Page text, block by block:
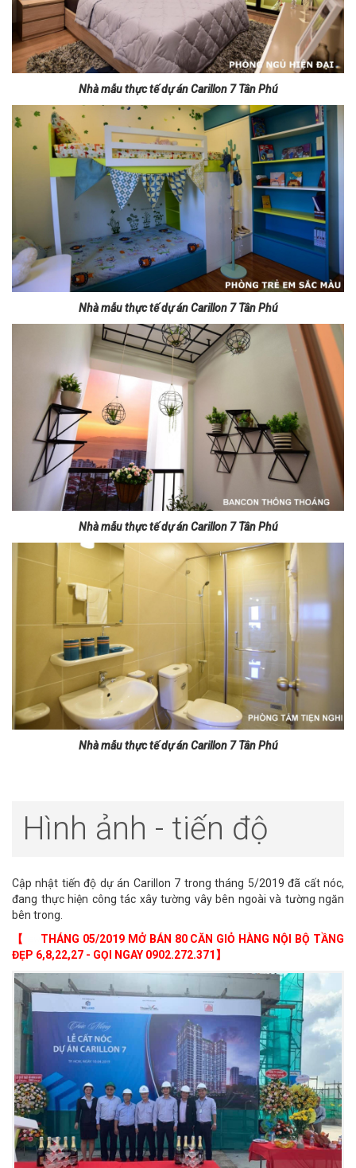
Nhà mẫu thực tế dự án Carillon 7 Tân Phú
Nhà mẫu thực tế dự án Carillon 7 Tân Phú
Nhà mẫu thực tế dự án Carillon 7 Tân Phú
Nhà mẫu thực tế dự án Carillon 7 Tân Phú
Hình ảnh - tiến độ
Cập nhật tiến độ dự án Carillon 7 trong tháng 5/2019 đã cất nóc,
đang thực hiện công tác xây tường vây bên ngoài và tường ngăn
bên trong.
【
​THÁNG 05/2019 MỞ BÁN 80 CĂN GIỎ HÀNG NỘI BỘ TẦNG
ĐẸP 6,8,22,27 - GỌI NGAY 0902.272.371】